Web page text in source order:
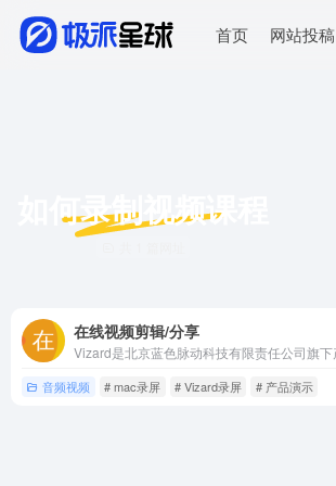
首页 网站投稿
如何录制视频课程
在线视频剪辑/分享
音频视频 # mac录屏 # Vizard录屏 # 产品演示